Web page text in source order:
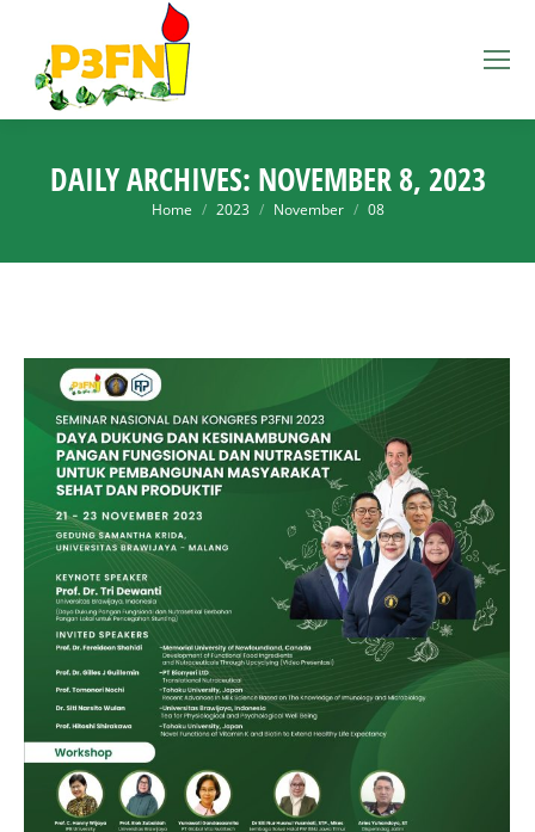
DAILY ARCHIVES: NOVEMBER 8, 2023
You are here:
Home 2023 November 08